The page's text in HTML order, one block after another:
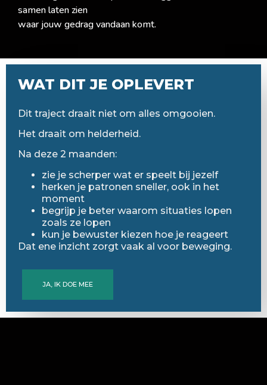
samen laten zien
waar jouw gedrag vandaan komt.
WAT DIT JE OPLEVERT
Dit traject draait niet om alles omgooien.
Het draait om helderheid.
Na deze 2 maanden:
zie je scherper wat er speelt bij jezelf
herken je patronen sneller, ook in het
moment
begrijp je beter waarom situaties lopen
zoals ze lopen
kun je bewuster kiezen hoe je reageert
Dat ene inzicht zorgt vaak al voor beweging.
JA, IK DOE MEE